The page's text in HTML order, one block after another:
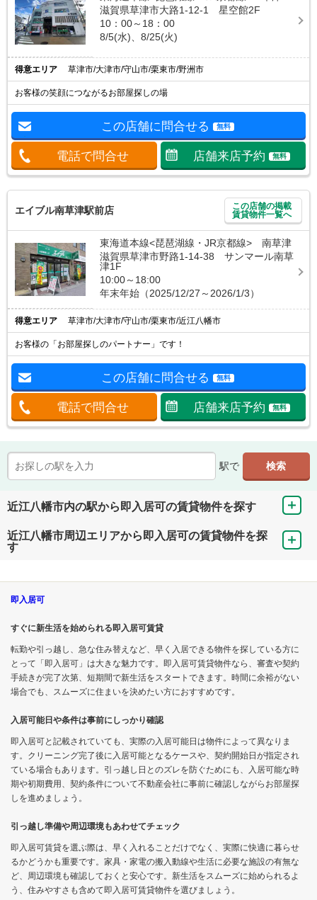
滋賀県草津市大路1-12-1 星空館2F
10：00～18：00
8/5(水)、8/25(火)
得意エリア 草津市/大津市/守山市/栗東市/野洲市
お客様の笑顔につながるお部屋探しの場
この店舗に問合せる 無料
電話で問合せ 店舗来店予約 無料
エイブル南草津駅前店
この店舗の掲載
賃貸物件一覧へ
東海道本線<琵琶湖線・JR京都線> 南草津
滋賀県草津市野路1-14-38 サンマール南草
津1F
10:00～18:00
年末年始（2025/12/27～2026/1/3）
得意エリア 草津市/大津市/守山市/栗東市/近江八幡市
お客様の「お部屋探しのパートナー」です！
この店舗に問合せる 無料
電話で問合せ 店舗来店予約 無料
駅で
近江八幡市内の駅から即入居可の賃貸物件を探す
近江八幡市周辺エリアから即入居可の賃貸物件を探
す
即入居可
すぐに新生活を始められる即入居可賃貸
転勤や引っ越し、急な住み替えなど、早く入居できる物件を探している方に
とって「即入居可」は大きな魅力です。即入居可賃貸物件なら、審査や契約
手続きが完了次第、短期間で新生活をスタートできます。時間に余裕がない
場合でも、スムーズに住まいを決めたい方におすすめです。
入居可能日や条件は事前にしっかり確認
即入居可と記載されていても、実際の入居可能日は物件によって異なりま
す。クリーニング完了後に入居可能となるケースや、契約開始日が指定され
ている場合もあります。引っ越し日とのズレを防ぐためにも、入居可能な時
期や初期費用、契約条件について不動産会社に事前に確認しながらお部屋探
しを進めましょう。
引っ越し準備や周辺環境もあわせてチェック
即入居可賃貸を選ぶ際は、早く入れることだけでなく、実際に快適に暮らせ
るかどうかも重要です。家具・家電の搬入動線や生活に必要な施設の有無な
ど、周辺環境も確認しておくと安心です。新生活をスムーズに始められるよ
う、住みやすさも含めて即入居可賃貸物件を選びましょう。